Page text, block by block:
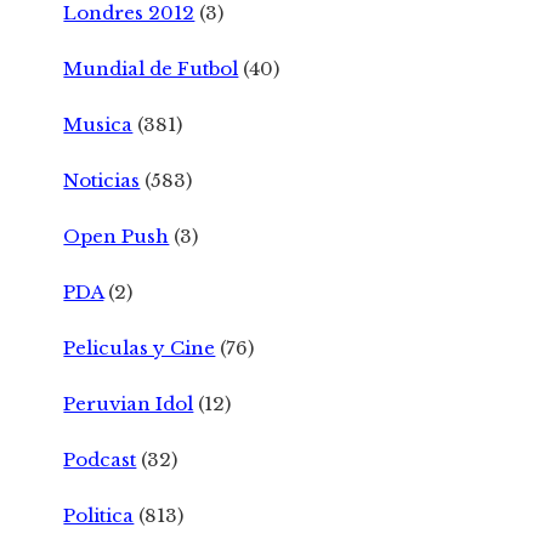
Londres 2012 (3)
Mundial de Futbol (40)
Musica (381)
Noticias (583)
Open Push (3)
PDA(2)
Peliculas y Cine (76)
Peruvian Idol (12)
Podcast (32)
Politica (813)